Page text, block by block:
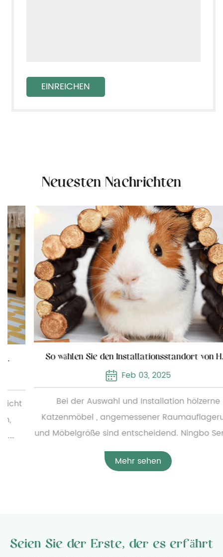
Neuesten Nachrichten
So wählen Sie den Installationsstandort von Holzkatzenmöbeln
Feb 03, 2025
Bei der Auswahl und Installation hölzerne
Katzenmöbel , angemessener Raumauflagerung
und Möbelgröße sind entscheidend. Ningbo Sentian
Pet Supplies Co., Ltd. bietet eine breite Palette von
Holzkatzenmöbeln an, von einfachen kleinen
die spezifischen Abmessungen der Möbel sorgfältig
Mehr sehen
Seien Sie der Erste, der es erfährt